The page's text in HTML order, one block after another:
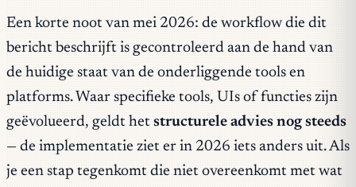
Een korte noot van mei 2026: de workflow die dit
bericht beschrijft is gecontroleerd aan de hand van
de huidige staat van de onderliggende tools en
platforms. Waar specifieke tools, UIs of functies zijn
geëvolueerd, geldt het structurele advies nog steeds
— de implementatie ziet er in 2026 iets anders uit. Als
je een stap tegenkomt die niet overeenkomt met wat